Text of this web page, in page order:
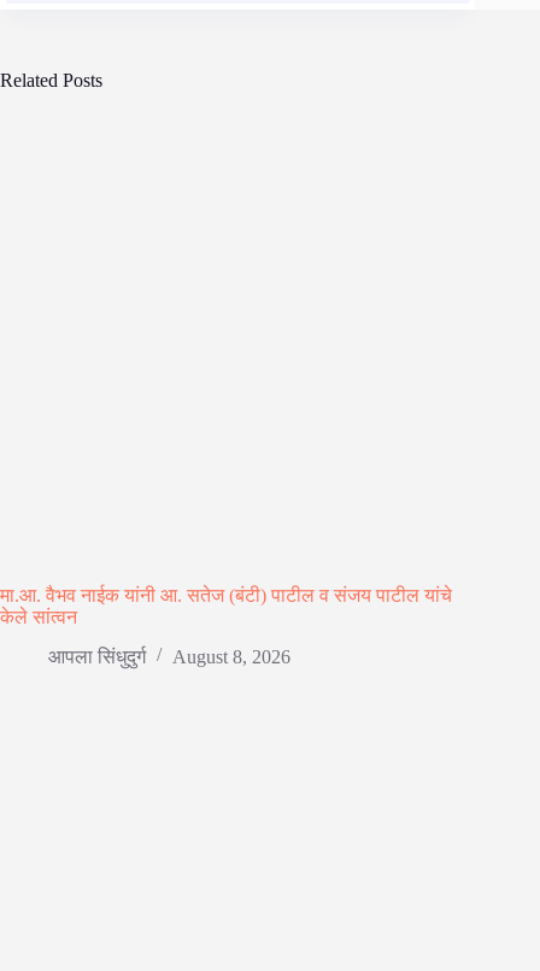
Related Posts
मा.आ. वैभव नाईक यांनी आ. सतेज (बंटी) पाटील व संजय पाटील यांचे
केले सांत्वन
आपला सिंधुदुर्ग
August 8, 2026